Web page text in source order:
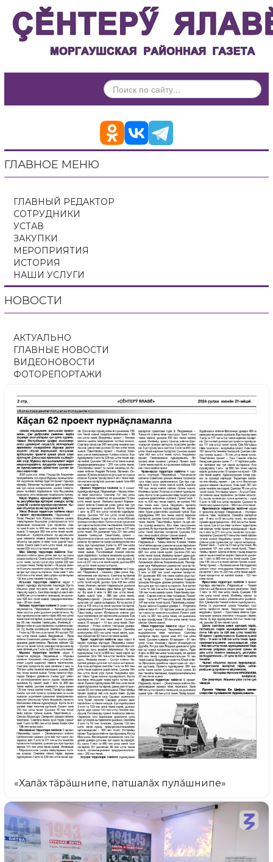
ИСКАТЬ...
ГЛАВНОЕ МЕНЮ
ГЛАВНЫЙ РЕДАКТОР
СОТРУДНИКИ
УСТАВ
ЗАКУПКИ
МЕРОПРИЯТИЯ
ИСТОРИЯ
НАШИ УСЛУГИ
НОВОСТИ
АКТУАЛЬНО
ГЛАВНЫЕ НОВОСТИ
ВИДЕОНОВОСТИ
ФОТОРЕПОРТАЖИ
«Халăх тăрăшнипе, патшалăх пулăшнипе»